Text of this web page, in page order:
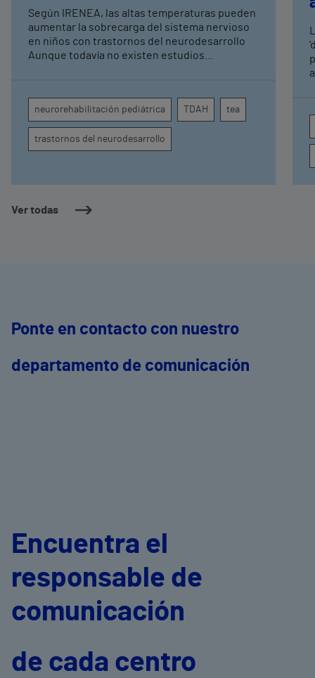
Ver todas
expertos en
neurorrehabilitación
pediátrica de Vithas
Según IRENEA, las altas temperaturas pueden
aumentar la sobrecarga del sistema nervioso
en niños con trastornos del neurodesarrollo
Aunque todavía no existen estudios
atención, la regulación emocional y la
conducta
neurorehabilitación pediátrica TDAH tea
trastornos del neurodesarrollo
Ponte en contacto con nuestro
departamento de comunicación
Encuentra el
responsable de
comunicación
de cada centro